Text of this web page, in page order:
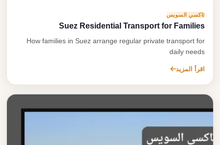
تاكسي السويس
Suez Residential Transport for Families
How families in Suez arrange regular private transport for
daily needs
اقرأ المزيد